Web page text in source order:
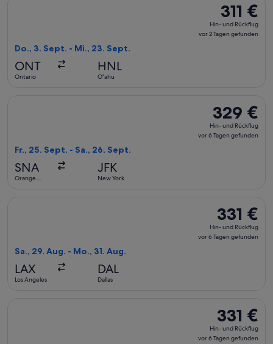
311 €
Hin-
und
311 €
Hin- und Rückflug
vor 2 Tagen gefunden
Do., 3. Sept. - Mi., 23. Sept.
ONT
Ontario
HNL
Oʻahu
329 €
Hin-
und
329 €
Hin- und Rückflug
vor 6 Tagen gefunden
Fr., 25. Sept. - Sa., 26. Sept.
SNA
Orange
JFK
New York
331 €
Hin-
und
331 €
Hin- und Rückflug
vor 6 Tagen gefunden
Sa., 29. Aug. - Mo., 31. Aug.
LAX
Los Angeles
DAL
Dallas
331 €
Hin-
und
331 €
Hin- und Rückflug
vor 6 Tagen gefunden